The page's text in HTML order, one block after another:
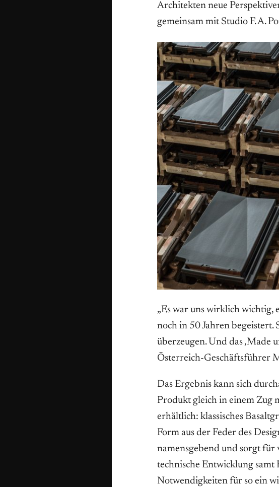
Architekten neue
gemeinsam mit Studio F. A.
„Es war uns wirklich wichtig,
noch in 50 Jahren
überzeugen. Und das ‚Made
Österreich-Geschäftsführer
Das Ergebnis kann sich
Produkt gleich in einem Zug
erhältlich: klassisches
Form aus der Feder des
namensgebend und sorgt
technische Entwicklung
Notwendigkeiten für so ein